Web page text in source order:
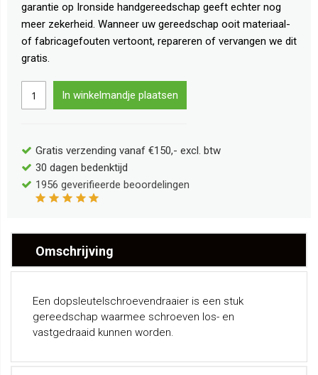
garantie op Ironside handgereedschap geeft echter nog
meer zekerheid. Wanneer uw gereedschap ooit materiaal-
of fabricagefouten vertoont, repareren of vervangen we dit
gratis.
In winkelmandje plaatsen
Gratis verzending vanaf €150,- excl. btw
30 dagen bedenktijd
1956 geverifieerde beoordelingen
Omschrijving
Een dopsleutelschroevendraaier is een stuk
gereedschap waarmee schroeven los- en
vastgedraaid kunnen worden.